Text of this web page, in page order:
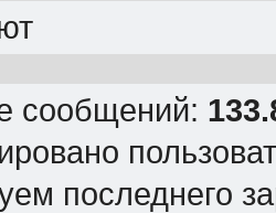
сообщений:
последнего